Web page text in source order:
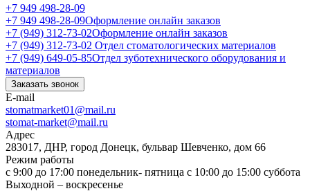
+7 949 498-28-09
+7 949 498-28-09Оформление онлайн заказов
+7 (949) 312-73-02Оформление онлайн заказов
+7 (949) 312-73-02 Отдел стоматологических материалов
+7 (949) 649-05-85Отдел зуботехнического оборудования и
материалов
Заказать звонок
E-mail
stomatmarket01@mail.ru
stomat-market@mail.ru
Адрес
283017, ДНР, город Донецк, бульвар Шевченко, дом 66
Режим работы
с 9:00 до 17:00 понедельник- пятница с 10:00 до 15:00 суббота
Выходной – воскресенье